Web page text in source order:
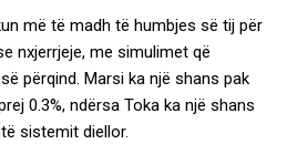
më të madh të humbjes së tij për
nxjerrjeje, me simulimet që
përqind. Marsi ka një shans pak
0.3%, ndërsa Toka ka një shans
sistemit diellor.